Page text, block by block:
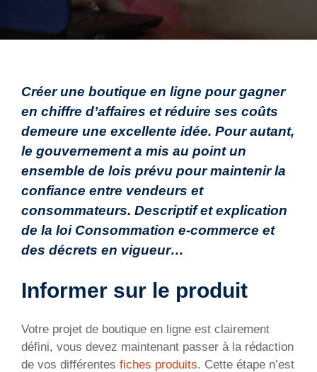
Créer une boutique en ligne pour gagner
en chiffre d’affaires et réduire ses coûts
demeure une excellente idée. Pour autant,
le gouvernement a mis au pointun
ensemble de lois prévu pour maintenir la
confiance entre vendeurs et
consommateurs. Descriptif et explication
de la loi Consommation e-commerce et
des décrets en vigueur…
Informer sur le produit
Votre projet de boutique en ligne est clairement
défini, vous devez maintenant passer à la rédaction
de vos différentes fiches produits. Cette étape n’est